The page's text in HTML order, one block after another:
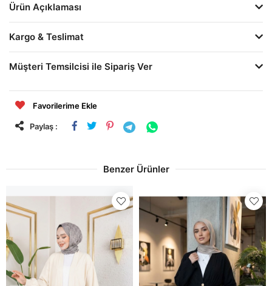
Ürün Açıklaması
Kargo & Teslimat
Müşteri Temsilcisi ile Sipariş Ver
Favorilerime Ekle
Paylaş :
Benzer Ürünler